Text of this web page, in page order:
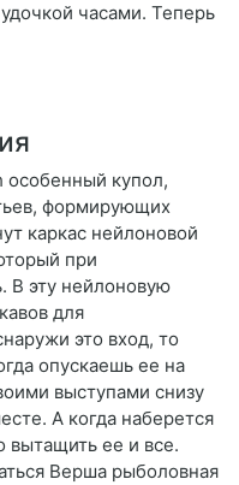
часами. Теперь
особенный купол,
формирующих
каркас нейлоновой
при
В эту нейлоновую
для
это вход, то
опускаешь ее на
выступами снизу
А когда наберется
ее и все.
Верша рыболовная